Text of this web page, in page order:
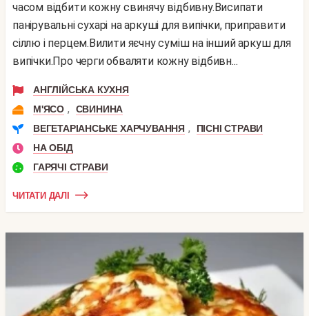
часом відбити кожну свинячу відбивну.Висипати
панірувальні сухарі на аркуші для випічки, приправити
сіллю і перцем.Вилити яєчну суміш на інший аркуш для
випічки.Про черги обваляти кожну відбивн...
АНГЛІЙСЬКА КУХНЯ
М'ЯСО ,
СВИНИНА
ВЕГЕТАРІАНСЬКЕ ХАРЧУВАННЯ ,
ПІСНІ СТРАВИ
НА ОБІД
ГАРЯЧІ СТРАВИ
ЧИТАТИ ДАЛІ